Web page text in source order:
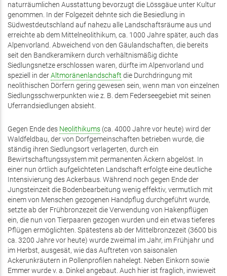
naturräumlichen Ausstattung bevorzugt die Lössgäue unter Kultur
genommen. In der Folgezeit dehnte sich die Besiedlung in
Südwestdeutschland auf nahezu alle Landschaftsräume aus und
erreichte ab dem Mittelneolithikum, ca. 1000 Jahre später, auch das
Alpenvorland. Abweichend von den Gäulandschaften, die bereits
seit den Bandkeramikern durch verhältnismäßig dichte
Siedlungsnetze erschlossen waren, dürfte im Alpenvorland und
speziell in derAltmoränenlandschaft die Durchdringung mit
neolithischen Dörfern gering gewesen sein, wenn man von einzelnen
Siedlungsschwerpunkten wie z. B. dem Federseegebiet mit seinen
Uferrandsiedlungen absieht.
Gegen Ende des Neolithikums (ca. 4000 Jahre vor heute) wird der
Waldfeldbau, der von Dorfgemeinschaften betrieben wurde, die
ständig ihren Siedlungsort verlagerten, durch ein
Bewirtschaftungssystem mit permanenten Äckern abgelöst. In
einer nun örtlich aufgelichteten Landschaft erfolgte eine deutliche
Intensivierung des Ackerbaus. Während noch gegen Ende der
Jungsteinzeit die Bodenbearbeitung wenig effektiv, vermutlich mit
einem von Menschen gezogenen Handpflug durchgeführt wurde,
setzte ab der Frühbronzezeit die Verwendung von Hakenpflügen
ein, die nun von Tierpaaren gezogen wurden und ein etwas tieferes
Pflügen ermöglichten. Spätestens ab der Mittelbronzezeit (3600 bis
ca. 3200 Jahre vor heute) wurde zweimal im Jahr, im Frühjahr und
im Herbst, ausgesät, wie das Auftreten von saisonalen
Ackerunkräutern in Pollenprofilen nahelegt. Neben Einkorn sowie
Emmer wurde v. a. Dinkel angebaut. Auch hier ist fraglich, inwieweit